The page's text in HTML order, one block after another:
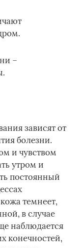
–
зависят от
болезни.
и чувством
утром и
постоянный
темнеет,
в случае
наблюдается
конечностей,